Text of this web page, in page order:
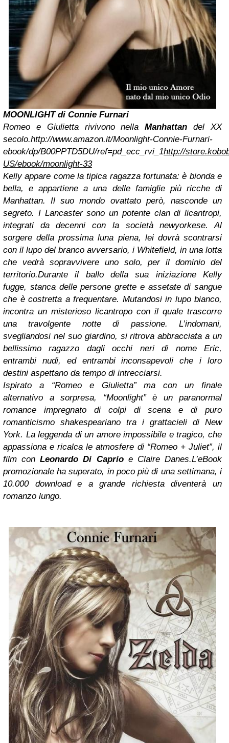
MOONLIGHT di Connie Furnari
Romeo e Giulietta rivivono nellaManhattan del XX
secolo.http://www.amazon.it/Moonlight-Connie-Furnari-
ebook/dp/B00PPTD5DU/ref=pd_ecc_rvi_1http://
US/ebook/moonlight-33
Kelly appare come la tipica ragazza fortunata: è bionda e
bella, e appartiene a una delle famiglie più ricche di
Manhattan. Il suo mondo ovattato però, nasconde un
segreto. I Lancaster sono un potente clan di licantropi,
integrati da decenni con la società newyorkese.Al
sorgere della prossima luna piena, lei dovrà scontrarsi
con il lupo del branco avversario, i Whitefield, in una lotta
che vedrà sopravvivere uno solo, per il dominio del
territorio.Durante il ballo della sua iniziazione Kelly
fugge, stanca delle persone grette e assetate di sangue
che è costretta a frequentare. Mutandosi in lupo bianco,
incontra un misterioso licantropo con il quale trascorre
una travolgente notte di passione. L’indomani,
svegliandosi nel suo giardino, si ritrova abbracciata a un
bellissimo ragazzo dagli occhi neri di nome Eric,
entrambi nudi, ed entrambi inconsapevoli che i loro
destini aspettano da tempo di intrecciarsi.
Ispirato a “Romeo e Giulietta” ma con un finale
alternativo a sorpresa, “Moonlight” è un paranormal
romance impregnato di colpi di scena e di puro
romanticismo shakespeariano tra i grattacieli di New
York. La leggenda di un amore impossibile e tragico, che
appassiona e ricalca le atmosfere di “Romeo + Juliet”, il
film conLeonardo Di Caprioe Claire Danes.L’eBook
promozionale ha superato, in poco più di una settimana, i
10.000 download e a grande richiesta diventerà un
romanzo lungo.